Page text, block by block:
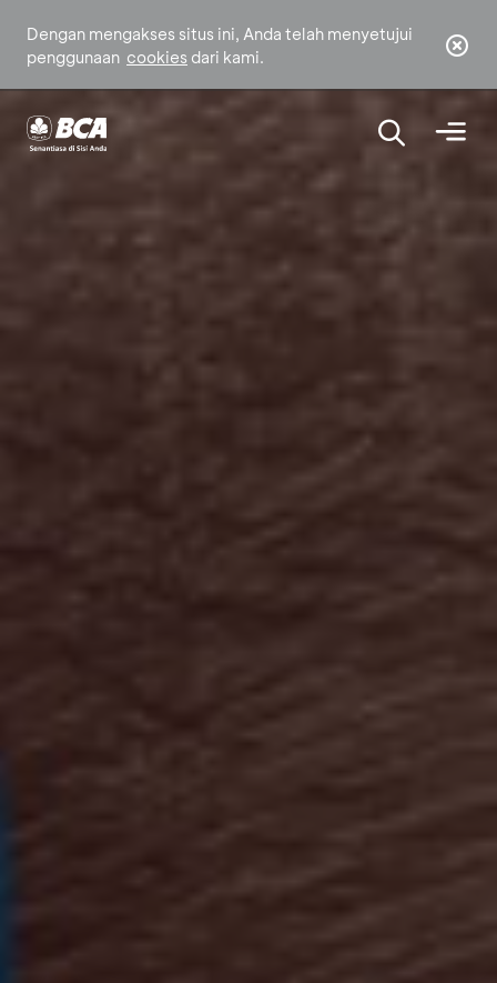
Dengan mengakses situs ini, Anda telah menyetujui
penggunaan cookies dari kami.